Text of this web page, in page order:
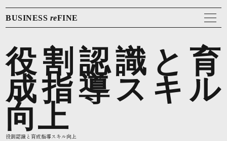
BUSINESS reFINE
役割認識と育
成指導スキル
向上
役割認識と育成指導スキル向上